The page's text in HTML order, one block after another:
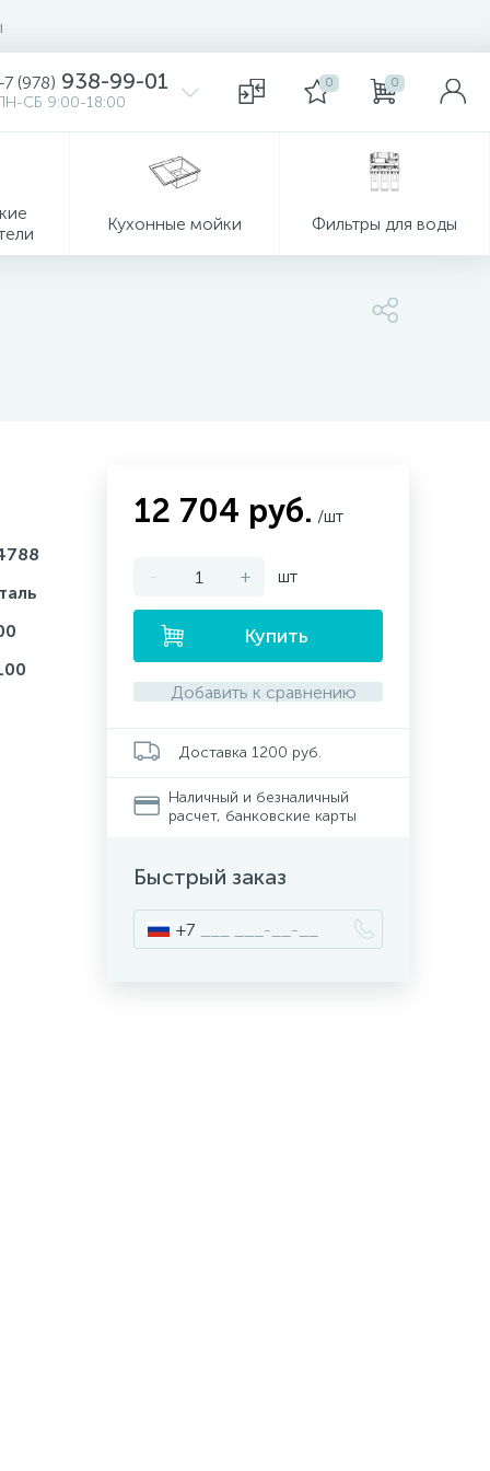
(978) 938-99-01
СБ 9:00-18:00
0 0
Кухонные мойки Фильтры для воды
12 704 руб. /шт
- + шт
Купить
Добавить к сравнению
Доставка 1200 руб.
Наличный и безналичный
расчет, банковские карты
Быстрый заказ
+7